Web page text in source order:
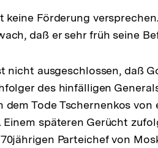
keine Förderung
daß er sehr früh seine
nicht ausgeschlossen, daß
des hinfälligen
dem Tode Tschernenkos
Einem späteren Gerücht
Parteichef von